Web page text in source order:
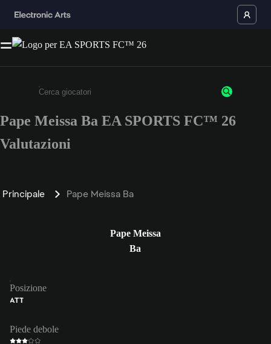
Inserisci un minimo di 3 caratteri o numeri.
Pape Meissa Ba EA SPORTS FC™ 26
Valutazioni
Principale Pape Meissa Ba
Pape Meissa
Ba
Posizione
ATT
Piede debole